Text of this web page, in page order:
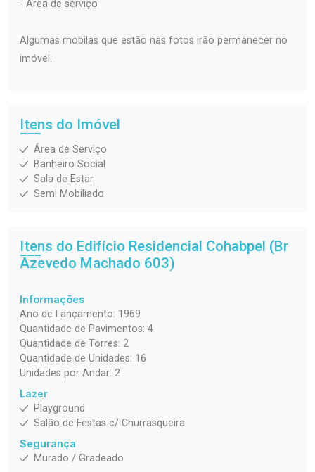
- Área de serviço
Algumas mobilas que estão nas fotos irão permanecer no
imóvel.
Itens do Imóvel
Área de Serviço
Banheiro Social
Sala de Estar
Semi Mobiliado
Itens do Edifício Residencial Cohabpel (Br
Azevedo Machado 603)
Informações
Ano de Lançamento: 1969
Quantidade de Pavimentos: 4
Quantidade de Torres: 2
Quantidade de Unidades: 16
Unidades por Andar: 2
Lazer
Playground
Salão de Festas c/ Churrasqueira
Segurança
Murado / Gradeado